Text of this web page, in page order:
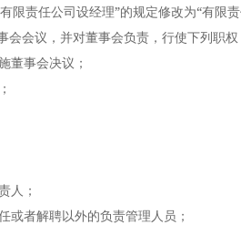
责任公司设经理”的规定修改为“有限
会议，并对董事会负责，行使下列职权
事会决议；
人；
者解聘以外的负责管理人员；